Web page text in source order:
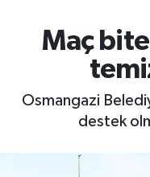
Maç
Osmangazi
destek
Kültür & Sanat
Teknoloji
Bilim
Genel